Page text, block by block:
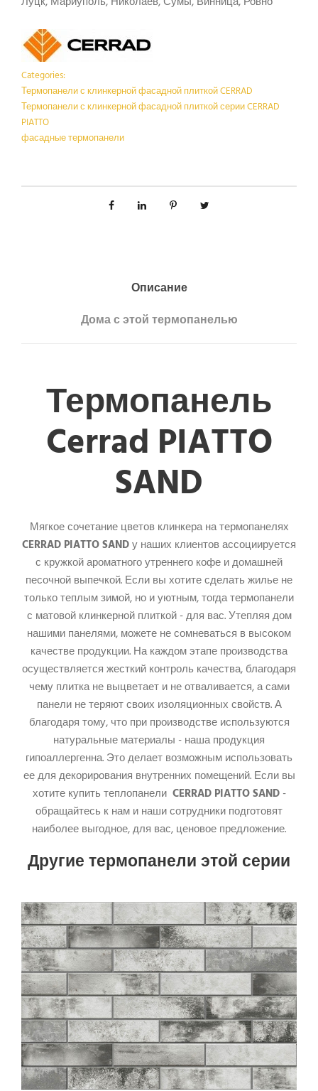
Categories:
Термопанели с клинкерной фасадной плиткой CERRAD
Термопанели с клинкерной фасадной плиткой серии CERRAD
PIATTO
фасадные термопанели
Описание
Дома с этой термопанелью
Термопанель
Cerrad PIATTO
SAND
Мягкое сочетание цветов клинкера на термопанелях
CERRAD PIATTO SANDу наших клиентов ассоциируется
с кружкой ароматного утреннего кофе и домашней
песочной выпечкой. Если вы хотите сделать жилье не
только теплым зимой, но и уютным, тогда термопанели
с матовой клинкерной плиткой - для вас. Утепляя дом
нашими панелями, можете не сомневаться в высоком
качестве продукции. На каждом этапе производства
осуществляется жесткий контроль качества, благодаря
чему плитка не выцветает и не отваливается, а сами
панели не теряют своих изоляционных свойств. А
благодаря тому, что при производстве используются
натуральные материалы - наша продукция
гипоаллергенна. Это делает возможным использовать
ее для декорирования внутренних помещений. Если вы
хотите купить теплопанели CERRAD PIATTO SAND -
обращайтесь к нам и наши сотрудники подготовят
наиболее выгодное, для вас, ценовое предложение.
Другие термопанели этой серии